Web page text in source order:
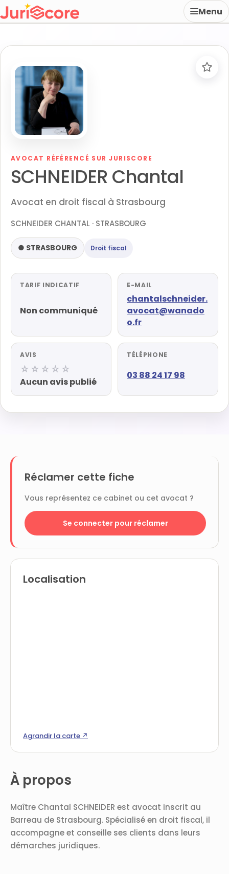
Menu
AVOCAT RÉFÉRENCÉ SUR JURISCORE
SCHNEIDER Chantal
Avocat en droit fiscal à Strasbourg
SCHNEIDER CHANTAL · STRASBOURG
● STRASBOURG Droit fiscal
TARIF INDICATIF
Non communiqué
E-MAIL
chantalschneider.
avocat@wanado
o.fr
AVIS
☆☆☆☆☆
Aucun avis publié
TÉLÉPHONE
03 88 24 17 98
À propos
Maître Chantal SCHNEIDER est avocat inscrit au
Barreau de Strasbourg. Spécialisé en droit fiscal, il
accompagne et conseille ses clients dans leurs
démarches juridiques.
Réclamer cette fiche
Vous représentez ce cabinet ou cet avocat ?
Se connecter pour réclamer
Localisation
Agrandir la carte ↗